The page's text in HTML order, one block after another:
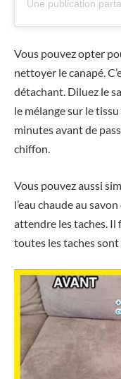
Une publication
Vous pouvez opter
nettoyer le canapé.
détachant. Diluez le
le mélange sur le
minutes avant de
chiffon.
Vous pouvez aussi
l’eau chaude au
attendre les taches. Il
toutes les taches sont